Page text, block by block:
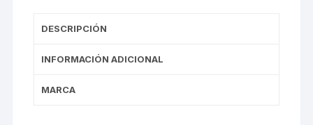
DESCRIPCIÓN
INFORMACIÓN ADICIONAL
MARCA